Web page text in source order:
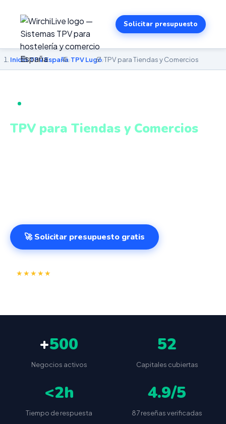
Solicitar presupuesto
Inicio›TPV España›TPV Lugo›TPV para Tiendas y Comercios
TPV para Tiendas y Comercios
🚀 Solicitar presupuesto gratis
★★★★★
+500
Negocios activos
52
Capitales cubiertas
<2h
Tiempo de respuesta
4.9/5
87 reseñas verificadas